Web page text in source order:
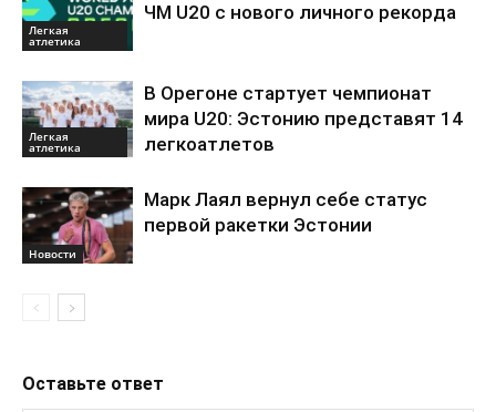
Легкая
атлетика
ЧМ U20 c нового личного рекорда
Легкая
атлетика
В Орегоне стартует чемпионат
мира U20: Эстонию представят 14
легкоатлетов
Новости
Марк Лаял вернул себе статус
первой ракетки Эстонии
Оставьте ответ